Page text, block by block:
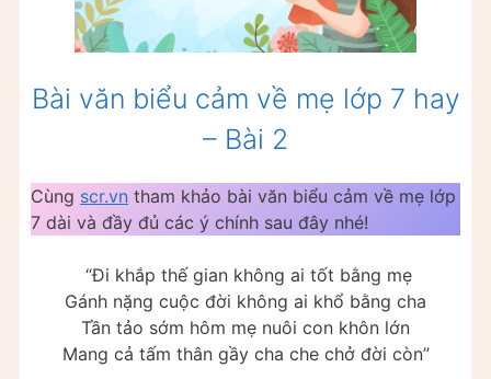
Bài văn biểu cảm về mẹ lớp 7 hay
– Bài 2
Cùng scr.vn tham khảo bài văn biểu cảm về mẹ lớp
7 dài và đầy đủ các ý chính sau đây nhé!
“Đi khắp thế gian không ai tốt bằng mẹ
Gánh nặng cuộc đời không ai khổ bằng cha
Tần tảo sớm hôm mẹ nuôi con khôn lớn
Mang cả tấm thân gầy cha che chở đời còn”